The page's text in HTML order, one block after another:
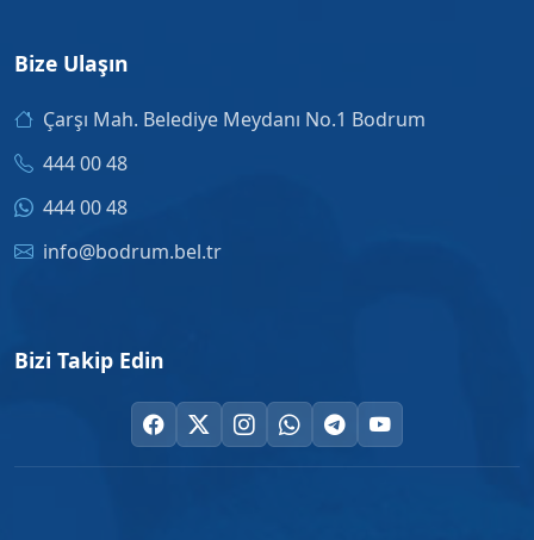
Bize Ulaşın
Çarşı Mah. Belediye Meydanı No.1 Bodrum
444 00 48
444 00 48
info@bodrum.bel.tr
Bizi Takip Edin